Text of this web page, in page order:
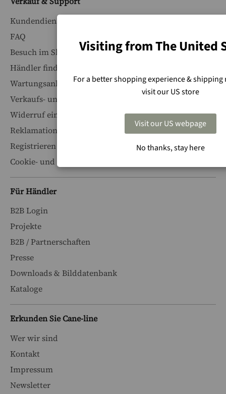
Kundendienst
FAQ
Besuch im Showroom buchen
Händler finden
Wartungsanleitungen
Verkaufs- und Lieferbedingungen
Widerruf einreichen
Reklamation erstellen
Registrieren Sie Ihr Produkt
Cookie- und Datenschutz
Für Händler
B2B Login
Projekte
B2B / Partnerschaften
Presse
Downloads & Bilddatenbank
Kataloge
Erkunden Sie Cane-line
Wer wir sind
Kontakt
Impressum
Newsletter
Visiting from The United
For a better shopping experience & shipping
visit our US store
Visit our US webpage
No thanks, stay here